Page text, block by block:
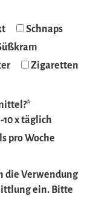
Schnaps
Zigaretten
10 x täglich
pro Woche
die Verwendung
ein. Bitte